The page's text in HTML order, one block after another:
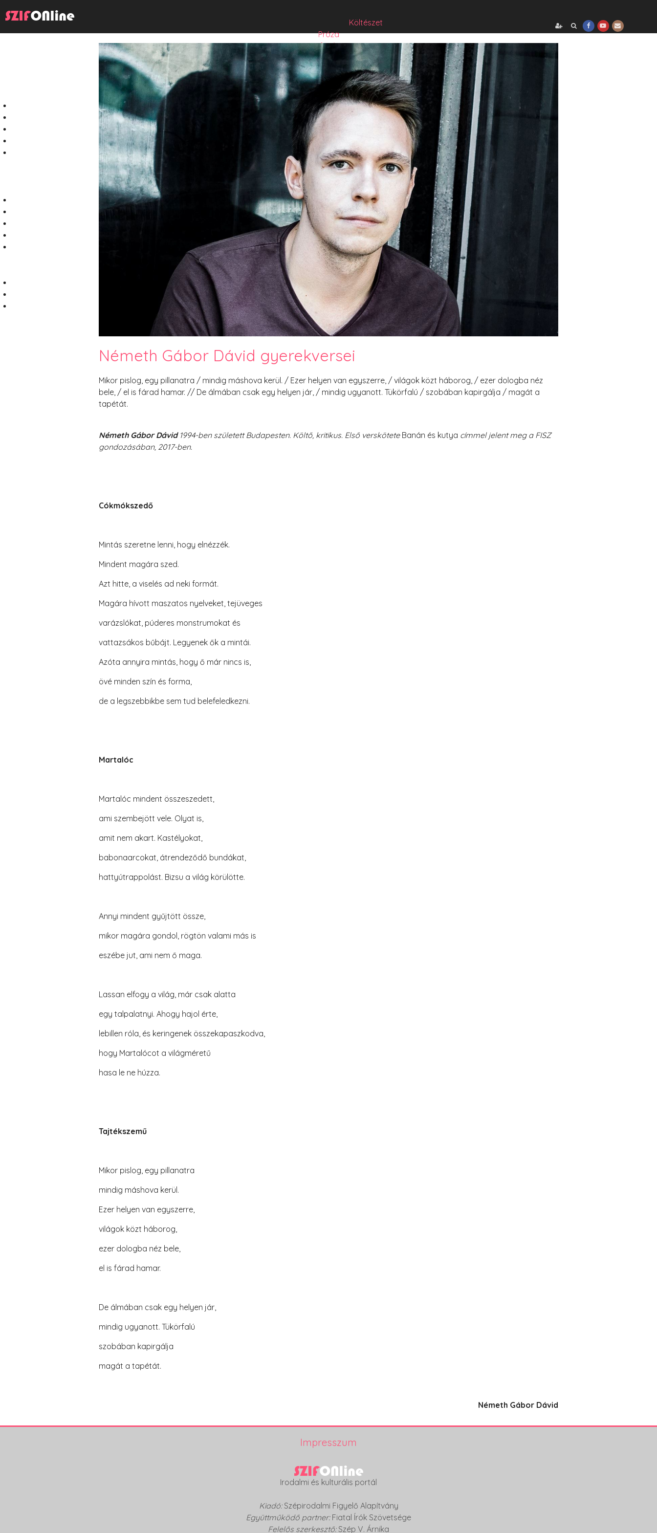
Költészet
Próza
Műfordítás
Mese
Folyó/irat/mentés
Sorozat
Hibrid
Hasznos szöveg
Józsefet nem kérdezte senki
HISZTI
comicON
PesText
PesText 2021
PesText 2022
PesText 2023
PesText 2024
PesText 2025
+SZIF
HNB
Eronim Mox szakácskönyve
Spoiler
Németh Gábor Dávid gyerekversei
Mikor pislog, egy pillanatra / mindig máshova kerül. / Ezer helyen van egyszerre, / világok közt háborog, / ezer dologba néz
bele, / el is fárad hamar. // De álmában csak egy helyen jár, / mindig ugyanott. Tükörfalú / szobában kapirgálja / magát a
tapétát.
Németh Gábor Dávid1994-ben született Budapesten. Költő, kritikus. Első verskötete Banán és kutya címmel jelent meg a FISZ
gondozásában, 2017-ben.
Cókmókszedő
Mintás szeretne lenni, hogy elnézzék.
Mindent magára szed.
Azt hitte, a viselés ad neki formát.
Magára hívott maszatos nyelveket, tejüveges
varázslókat, púderes monstrumokat és
vattazsákos bűbájt. Legyenek ők a mintái.
Azóta annyira mintás, hogy ő már nincs is,
övé minden szín és forma,
de a legszebbikbe sem tud belefeledkezni.
Martalóc
Martalóc mindent összeszedett,
ami szembejött vele. Olyat is,
amit nem akart. Kastélyokat,
babonaarcokat, átrendeződő bundákat,
hattyútrappolást. Bizsu a világ körülötte.
Annyi mindent gyűjtött össze,
mikor magára gondol, rögtön valami más is
eszébe jut, ami nem ő maga.
Lassan elfogy a világ, már csak alatta
egy talpalatnyi. Ahogy hajol érte,
lebillen róla, és keringenek összekapaszkodva,
hogy Martalócot a világméretű
hasa le ne húzza.
Tajtékszemű
Mikor pislog, egy pillanatra
mindig máshova kerül.
Ezer helyen van egyszerre,
világok közt háborog,
ezer dologba néz bele,
el is fárad hamar.
De álmában csak egy helyen jár,
mindig ugyanott. Tükörfalú
szobában kapirgálja
magát a tapétát.
Németh Gábor Dávid
Impresszum
Irodalmi és kulturális portál
Kiadó:Szépirodalmi Figyelő Alapítvány
Együttműködő partner:Fiatal Írók Szövetsége
Felelős szerkesztő:Szép V. Árnika